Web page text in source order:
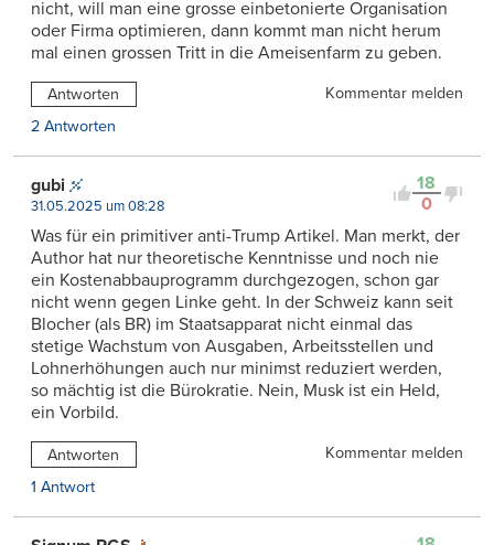
nicht, will man eine grosse einbetonierte Organisation
oder Firma optimieren, dann kommt man nicht herum
mal einen grossen Tritt in die Ameisenfarm zu geben.
Antworten
Kommentar melden
2 Antworten
18
0
gubi
31.05.2025 um 08:28
Was für ein primitiver anti-Trump Artikel. Man merkt, der
Author hat nur theoretische Kenntnisse und noch nie
ein Kostenabbauprogramm durchgezogen, schon gar
nicht wenn gegen Linke geht. In der Schweiz kann seit
Blocher (als BR) im Staatsapparat nicht einmal das
stetige Wachstum von Ausgaben, Arbeitsstellen und
Lohnerhöhungen auch nur minimst reduziert werden,
so mächtig ist die Bürokratie. Nein, Musk ist ein Held,
ein Vorbild.
Antworten
Kommentar melden
1 Antwort